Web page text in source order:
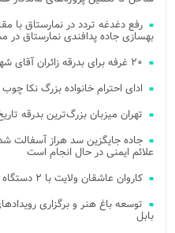
رفع دغدغه تردد در نمارستاق با
بهسازی جاده پدافندی نمارستاق
۲۰ غرفه برای بدرقه زائران آقای شهید ایران در مسیر طریق الرضا برپا شد
ادای احترام خانواده بزرگ نکا
تهران میزبان بزرگ‌ترین بدرقه
جاده جایگزین سد هراز آسفالت
علائم ایمنی در حال انجام است
کاروان عاشقان ولایت با ۲ دستگاه اتوبوس از بلده راهی تهران شد
بابل